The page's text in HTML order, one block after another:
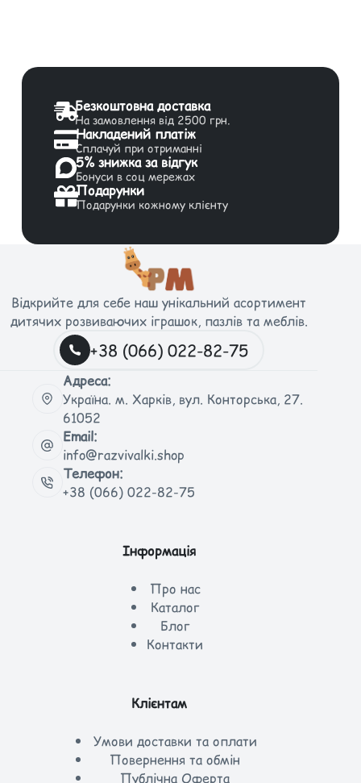
Безкоштовна доставка
На замовлення від 2500 грн.
Накладений платіж
Сплачуй при отриманні
5% знижка за відгук
Бонуси в соц мережах
Подарунки
Подарунки кожному клієнту
Відкрийте для себе наш унікальний асортимент
дитячих розвиваючих іграшок, пазлів та меблів.
+38 (066) 022-82-75
Адреса:
Україна. м. Харків, вул. Конторська, 27.
61052
Email:
info@razvivalki.shop
Телефон:
+38 (066) 022-82-75
Інформація
Про нас
Каталог
Блог
Контакти
Клієнтам
Умови доставки та оплати
Повернення та обмін
Публічна Оферта